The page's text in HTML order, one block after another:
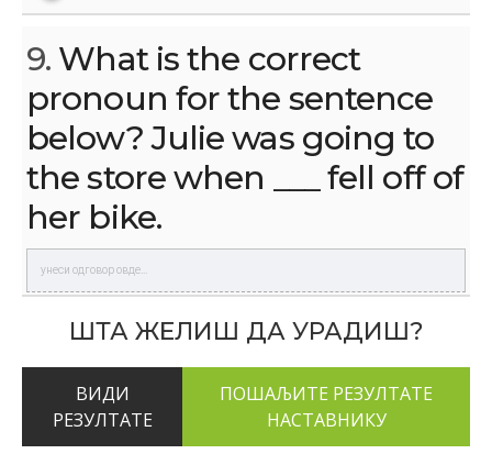
9. What is the correct
pronoun for the sentence
below? Julie was going to
the store when ___ fell off of
her bike.
ШТА ЖЕЛИШ ДА УРАДИШ?
ВИДИ
РЕЗУЛТАТЕ